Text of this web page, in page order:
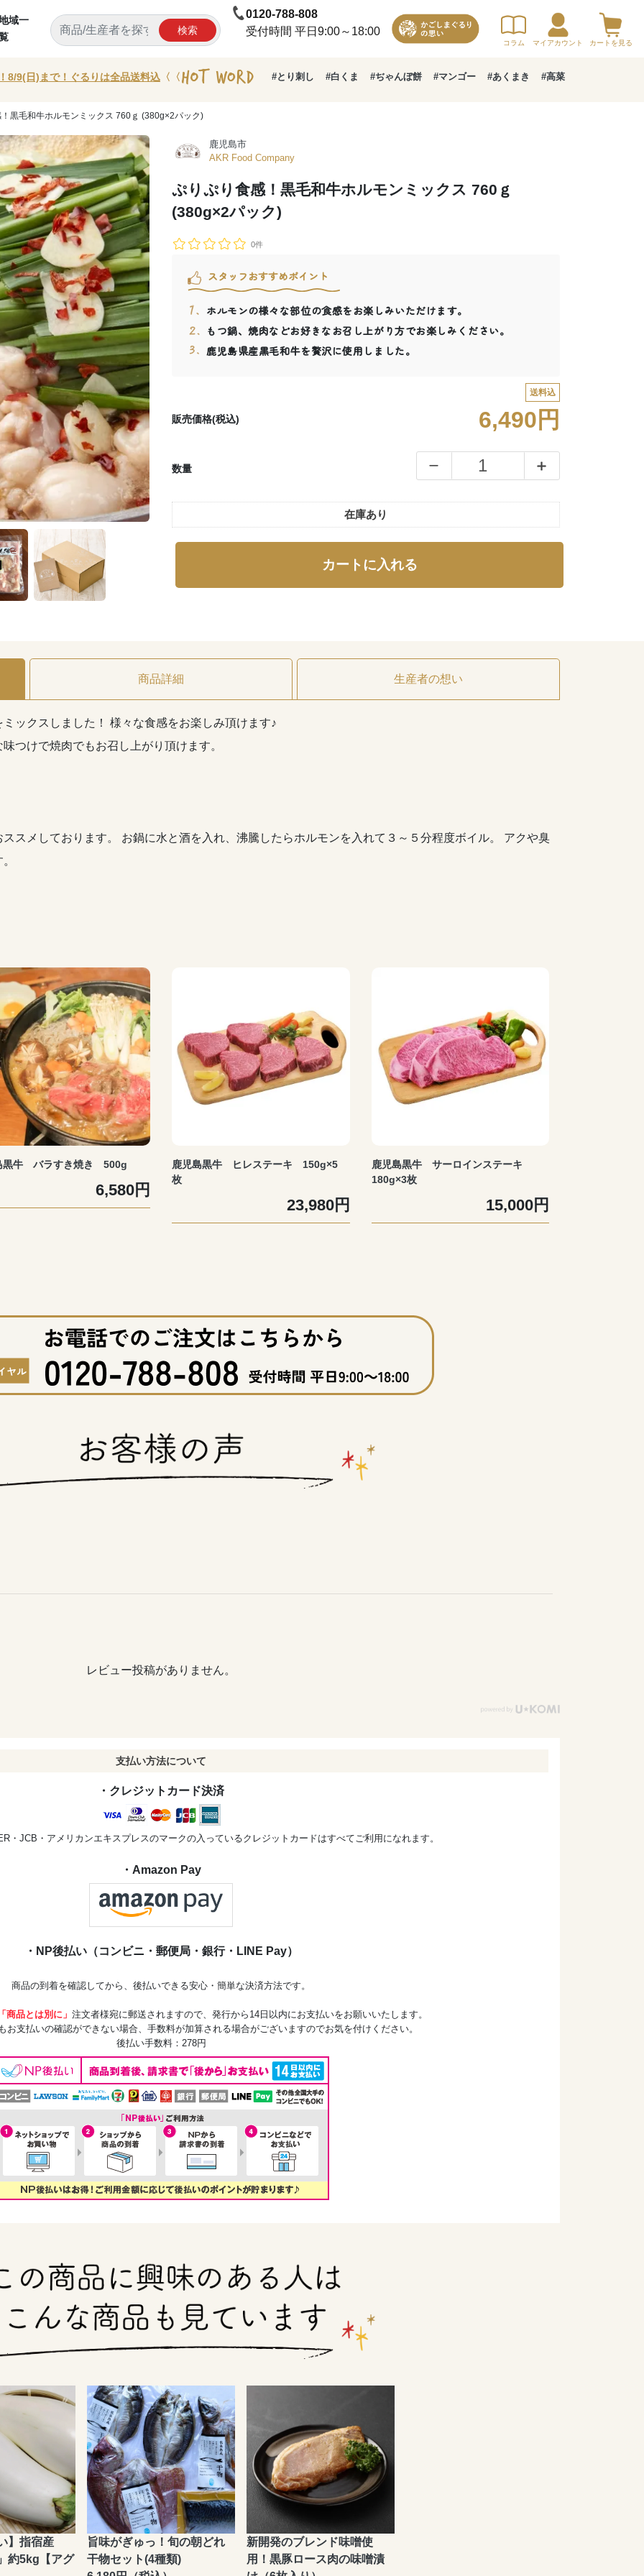
域一
検索
0120-788-808
受付時間 平日9:00～18:00
コラム マイアカウント カートを見る
8/9(日)まで！ぐるりは全品送料込 〈〈 #とり刺し #白くま #ぢゃんぼ餅 #マンゴー #あくまき #高菜
黒毛和牛ホルモンミックス 760ｇ (380g×2パック)
鹿児島市
AKR Food Company
ぷりぷり食感！黒毛和牛ホルモンミックス 760ｇ
(380g×2パック)
0件
スタッフおすすめポイント
ホルモンの様々な部位の食感をお楽しみいただけます。
もつ鍋、焼肉などお好きなお召し上がり方でお楽しみください。
鹿児島県産黒毛和牛を贅沢に使用しました。
送料込
販売価格(税込) 6,490円
数量
在庫あり
カートに入れる
商品詳細 生産者の想い
ックスしました！ 様々な食感をお楽しみ頂けます♪
つけで焼肉でもお召し上がり頂けます。
スメしております。 お鍋に水と酒を入れ、沸騰したらホルモンを入れて３～５分程度ボイル。 アクや臭
。
黒牛 バラすき焼き 500g
6,580円
鹿児島黒牛 ヒレステーキ 150g×5
枚
23,980円
鹿児島黒牛 サーロインステーキ
180g×3枚
15,000円
レビュー投稿がありません。
支払い方法について
・クレジットカード決済
・JCB・アメリカンエキスプレスのマークの入っているクレジットカードはすべてご利用になれます。
・Amazon Pay
・NP後払い（コンビニ・郵便局・銀行・LINE Pay）
商品の到着を確認してから、後払いできる安心・簡単な決済方法です。
商品とは別に」 注文者様宛に郵送されますので、発行から14日以内にお支払いをお願いいたします。
お支払いの確認ができない場合、手数料が加算される場合がございますのでお気を付けください。
後払い手数料：278円
】指宿産
約5kg【アグ
旨味がぎゅっ！旬の朝どれ
干物セット(4種類)
新開発のブレンド味噌使
用！黒豚ロース肉の味噌漬